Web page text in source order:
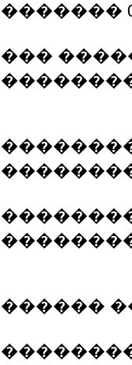
�������
���
������